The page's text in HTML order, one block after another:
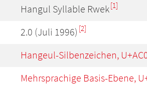
Hangul Syllable Rwek[1]
2.0 (Juli 1996) [2]
Hangeul-Silbenzeichen,
Mehrsprachige Basis-Ebene,